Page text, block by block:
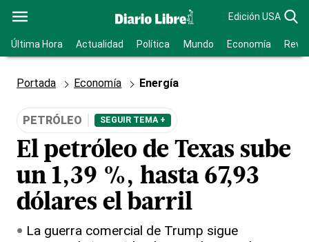
Edición USA
Última Hora Actualidad Política Mundo Economía
Portada Economía Energía
PETRÓLEO SEGUIR TEMA +
El petróleo de Texas sube
un 1,39 %, hasta 67,93
dólares el barril
La guerra comercial de Trump sigue